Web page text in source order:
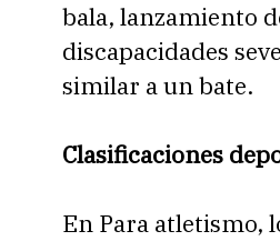
bala, lanzamiento
discapacidades
similar a un bate.
Clasificaciones
En Para atletismo,